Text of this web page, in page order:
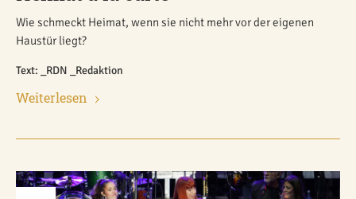
Wie schmeckt Heimat, wenn sie nicht mehr vor der eigenen
Haustür liegt?
Text: _RDN _Redaktion
Weiterlesen